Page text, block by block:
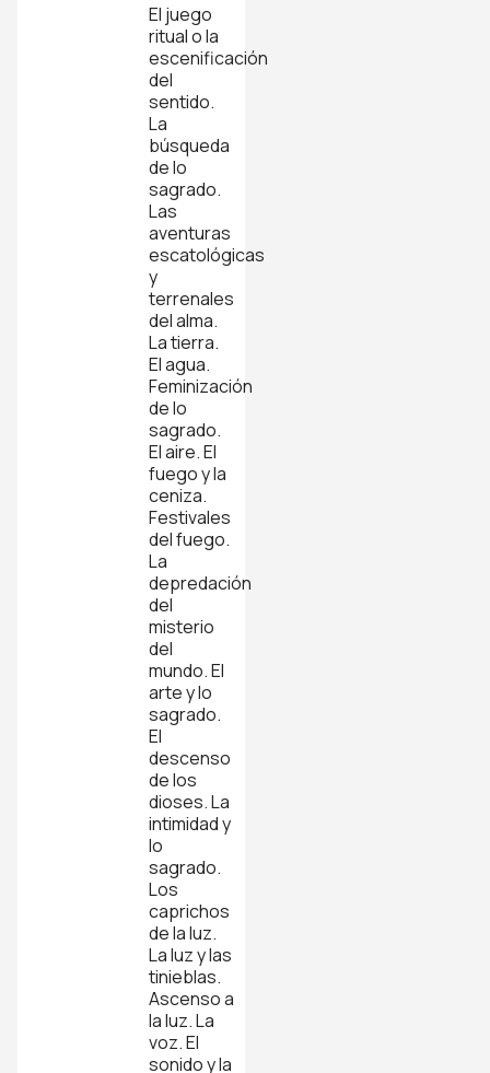
El juego
ritual o la
escenificación
del
sentido.
La
búsqueda
de lo
sagrado.
Las
aventuras
escatológicas
y
terrenales
del alma.
La tierra.
El agua.
Feminización
de lo
sagrado.
El aire. El
fuego y la
ceniza.
Festivales
del fuego.
La
depredación
del
misterio
del
mundo. El
arte y lo
sagrado.
El
descenso
de los
dioses. La
intimidad y
lo
sagrado.
Los
caprichos
de la luz.
La luz y las
tinieblas.
Ascenso a
la luz. La
voz. El
sonido y la